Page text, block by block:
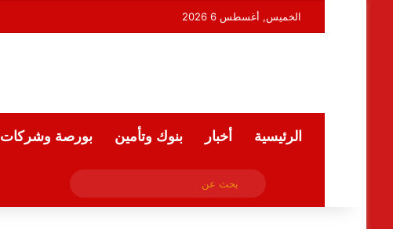
الخميس, أغسطس 6 2026
الرئيسية أخبار بنوك وتأمين بورصة وشركات
فيسبوكملخص الموقع RSS
بحث
عن